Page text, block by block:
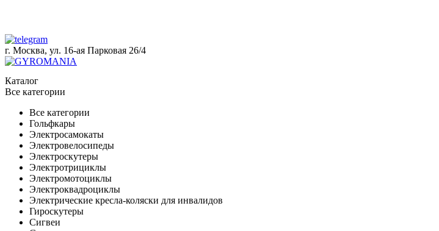
г. Москва, ул. 16-ая Парковая 26/4
Каталог
Все категории
Все категории
Гольфкары
Электросамокаты
Электровелосипеды
Электроскутеры
Электротрициклы
Электромотоциклы
Электроквадроциклы
Электрические кресла-коляски для инвалидов
Гироскутеры
Сигвеи